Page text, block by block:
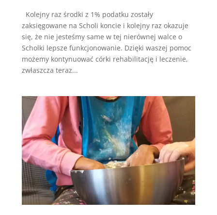
Kolejny raz środki z 1% podatku zostały
zaksięgowane na Scholi koncie i kolejny raz okazuje
się, że nie jesteśmy same w tej nierównej walce o
Scholki lepsze funkcjonowanie. Dzięki waszej pomoc
możemy kontynuować córki rehabilitację i leczenie,
zwłaszcza teraz...